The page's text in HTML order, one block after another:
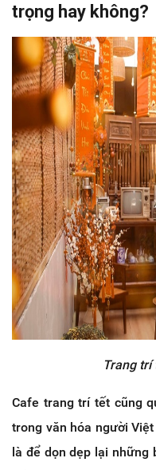
trọng hay không?
Trang trí
Cafe trang trí tết cũng
trong văn hóa người
là để dọn dẹp lại những